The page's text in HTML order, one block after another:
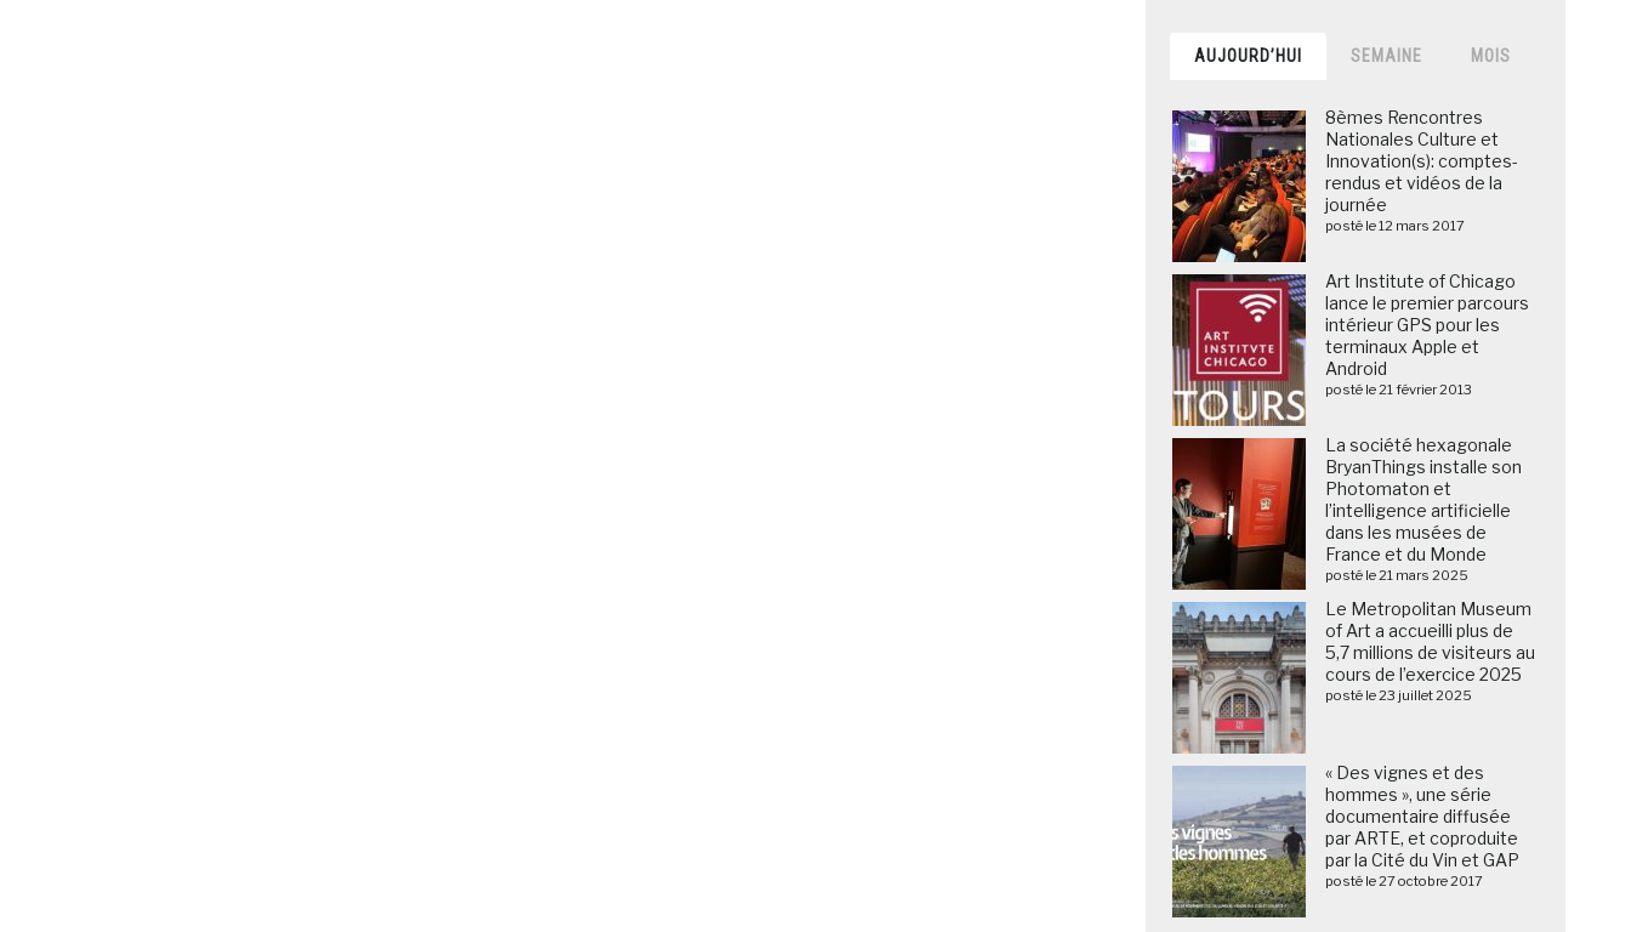
AUJOURD’HUI SEMAINE MOIS
8èmes Rencontres
Nationales Culture et
Innovation(s): comptes-
rendus et vidéos de la
journée
posté le 12 mars 2017
Art Institute of Chicago
lance le premier parcours
intérieur GPS pour les
terminaux Apple et
Android
posté le 21 février 2013
La société hexagonale
BryanThings installe son
Photomaton et
l’intelligence artificielle
dans les musées de
France et du Monde
posté le 21 mars 2025
Le Metropolitan Museum
of Art a accueilli plus de
5,7 millions de visiteurs au
cours de l’exercice 2025
posté le 23 juillet 2025
« Des vignes et des
hommes », une série
documentaire diffusée
par ARTE, et coproduite
par la Cité du Vin et GAP
posté le 27 octobre 2017